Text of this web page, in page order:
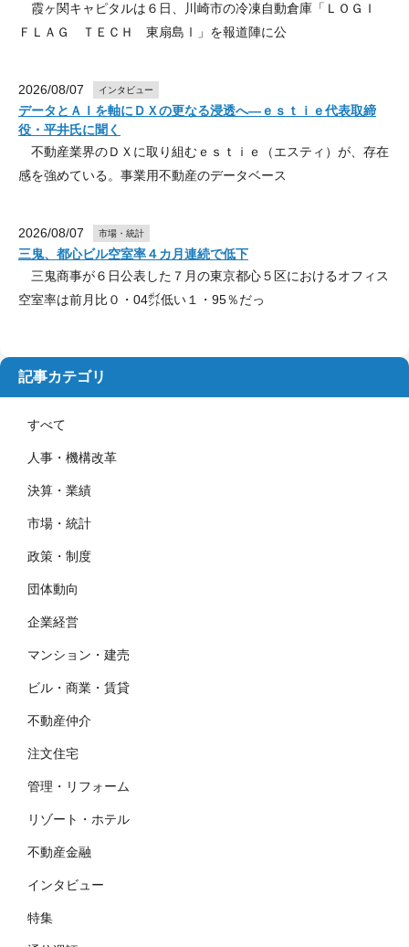
霞ヶ関キャピタルは６日、川崎市の冷凍自動倉庫「ＬＯＧＩ
ＦＬＡＧ ＴＥＣＨ 東扇島Ⅰ」を報道陣に公
2026/08/07 インタビュー
データとＡＩを軸にＤＸの更なる浸透へ―ｅｓｔｉｅ代表取締
役・平井氏に聞く
不動産業界のＤＸに取り組むｅｓｔｉｅ（エスティ）が、存在
感を強めている。事業用不動産のデータベース
2026/08/07 市場・統計
三鬼、都心ビル空室率４カ月連続で低下
三鬼商事が６日公表した７月の東京都心５区におけるオフィス
空室率は前月比０・04㌽低い１・95％だっ
記事カテゴリ
すべて
人事・機構改革
決算・業績
市場・統計
政策・制度
団体動向
企業経営
マンション・建売
ビル・商業・賃貸
不動産仲介
注文住宅
管理・リフォーム
リゾート・ホテル
不動産金融
インタビュー
特集